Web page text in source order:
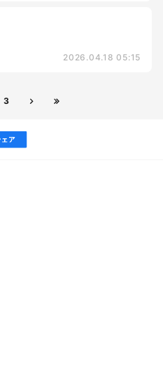
2026.04.18 05:15
3